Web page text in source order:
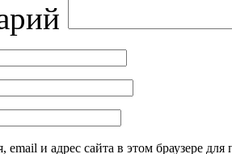
email и адрес сайта в этом браузере